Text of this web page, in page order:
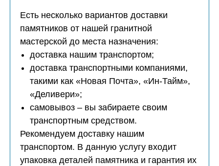
Есть несколько вариантов доставки
памятников от нашей гранитной
мастерской до места назначения:
доставка нашим транспортом;
доставка транспортными компаниями,
такими как «Новая Почта», «Ин-Тайм»,
«Деливери»;
самовывоз – вы забираете своим
транспортным средством.
Рекомендуем доставку нашим
транспортом. В данную услугу входит
упаковка деталей памятника и гарантия их